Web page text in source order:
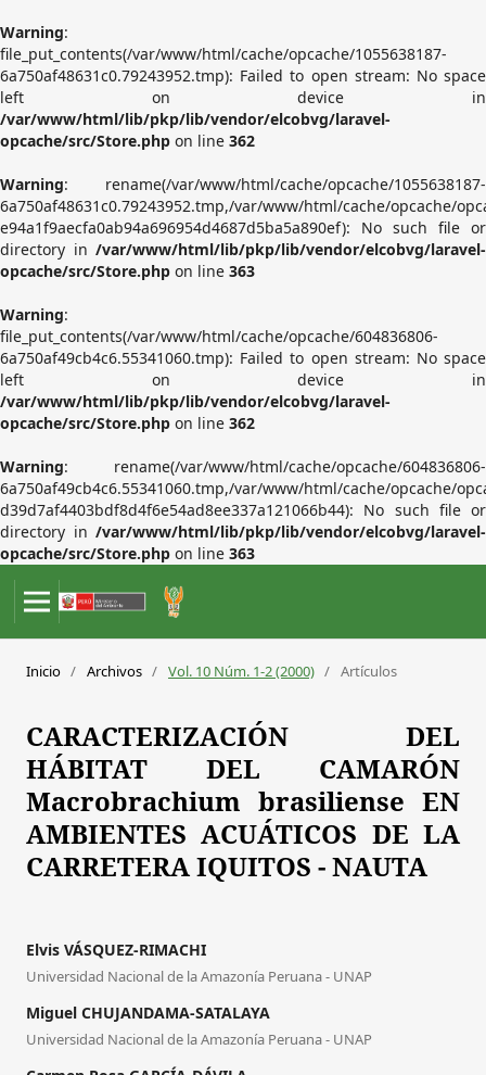
Warning:
file_put_contents(/var/www/html/cache/opcache/1055638187-
6a750af48631c0.79243952.tmp): Failed to open stream: No space
left on device in
/var/www/html/lib/pkp/lib/vendor/elcobvg/laravel-
opcache/src/Store.php on line 362
Warning: rename(/var/www/html/cache/opcache/1055638187-
6a750af48631c0.79243952.tmp,/var/www/html/cache/opcache/
e94a1f9aecfa0ab94a696954d4687d5ba5a890ef): No such file or
directory in /var/www/html/lib/pkp/lib/vendor/elcobvg/laravel-
opcache/src/Store.php on line 363
Warning:
file_put_contents(/var/www/html/cache/opcache/604836806-
6a750af49cb4c6.55341060.tmp): Failed to open stream: No space
left on device in
/var/www/html/lib/pkp/lib/vendor/elcobvg/laravel-
opcache/src/Store.php on line 362
Warning: rename(/var/www/html/cache/opcache/604836806-
6a750af49cb4c6.55341060.tmp,/var/www/html/cache/opcache/
d39d7af4403bdf8d4f6e54ad8ee337a121066b44): No such file or
directory in /var/www/html/lib/pkp/lib/vendor/elcobvg/laravel-
opcache/src/Store.php on line 363
Inicio / Archivos / Vol. 10 Núm. 1-2 (2000) / Artículos
CARACTERIZACIÓN DEL
HÁBITAT DEL CAMARÓN
Macrobrachium brasiliense EN
AMBIENTES ACUÁTICOS DE LA
CARRETERA IQUITOS - NAUTA
Elvis VÁSQUEZ-RIMACHI
Universidad Nacional de la Amazonía Peruana - UNAP
Miguel CHUJANDAMA-SATALAYA
Universidad Nacional de la Amazonía Peruana - UNAP